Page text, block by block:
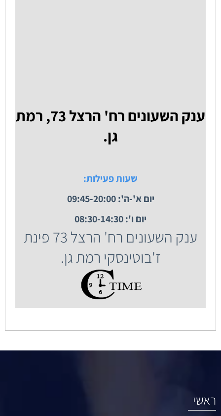
ענק השעונים רח' הרצל 73, רמת
גן.
שעות פעילות:
יום א'-ה': 09:45-20:00
יום ו': 08:30-14:30
ענק השעונים רח' הרצל 73 פינת
ז'בוטינסקי רמת גן.
ראשי